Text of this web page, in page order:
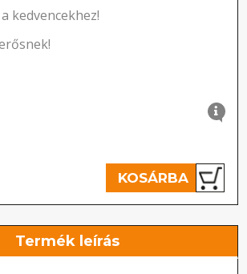
kedvencekhez!
KOSÁRBA
Termék leírás